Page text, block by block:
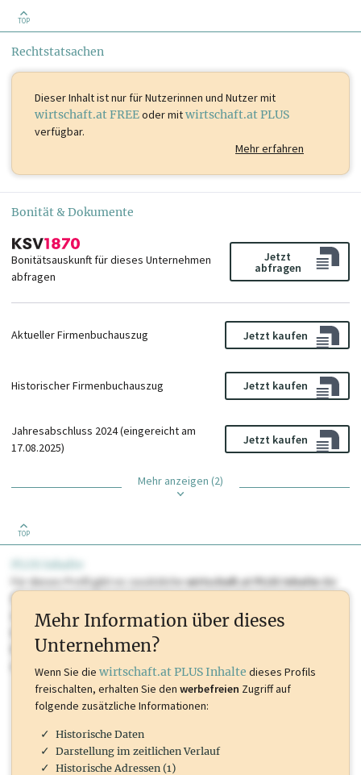
TOP
Rechtstatsachen
Dieser Inhalt istnur für Nutzerinnen und Nutzer mit
wirtschaft.at FREEoder mitwirtschaft.at PLUS
verfügbar.
Mehr erfahren
Bonität & Dokumente
Bonitätsauskunft für dieses Unternehmen
abfragen
Jetzt
abfragen
Aktueller Firmenbuchauszug Jetzt kaufen
Historischer Firmenbuchauszug Jetzt kaufen
Jahresabschluss 2024 (eingereicht am
17.08.2025)
Jetzt kaufen
Mehr anzeigen (2)
TOP
PLUS Inhalte
Für dieses Profil gibt es zusätzlichewirtschaft.at PLUS Inhaltedie
Sie momentan nicht einsehen können. Schalten Sie dieses Profil frei
oder loggen Sie sich ein um diese Inhalte zu sehen. wirtschaft.at PLUS
Marken, Patente, Rechtstatsachen, OTS-Aussendungen, und viele
mehr.
Mehr Information über dieses
Unternehmen?
Wenn Sie die wirtschaft.at PLUS Inhalte dieses Profils
freischalten, erhalten Sie den werbefreien Zugriff auf
folgende zusätzliche Informationen:
Historische Daten
Darstellung im zeitlichen Verlauf
Historische Adressen (1)